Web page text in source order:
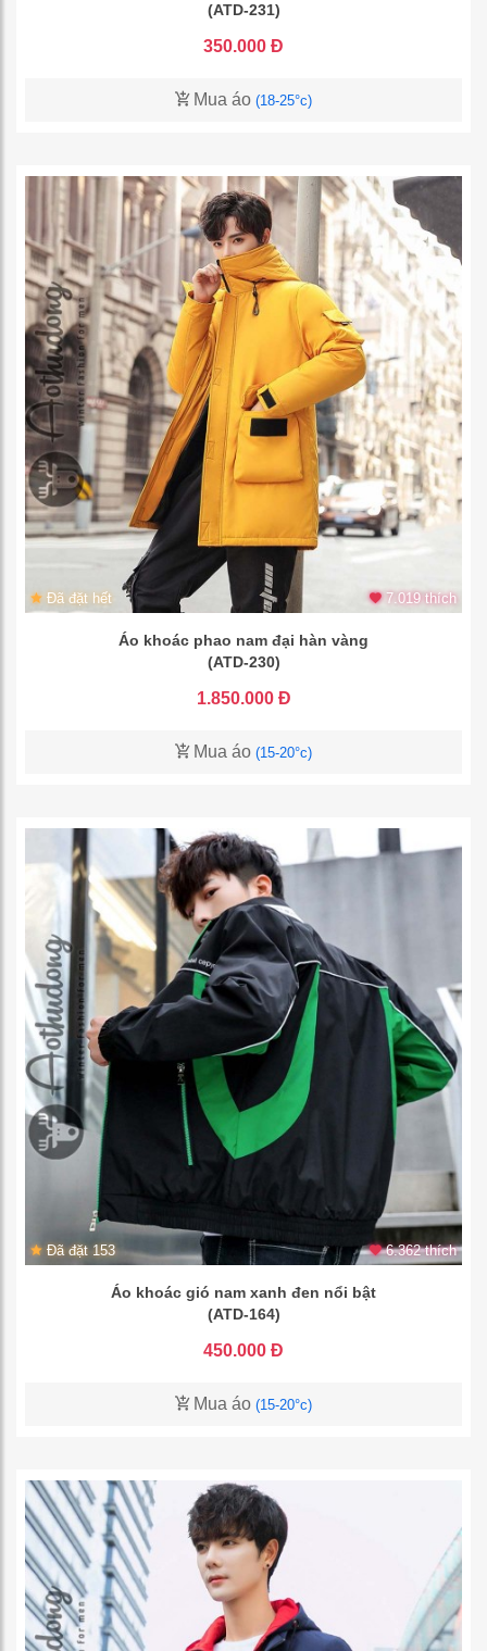
(ATD-231)
350.000 Đ
Mua áo (18-25°c)
Đã đặt hết 7.019 thích
Áo khoác phao nam đại hàn vàng
(ATD-230)
1.850.000 Đ
Mua áo (15-20°c)
Đã đặt 153 6.362 thích
Áo khoác gió nam xanh đen nổi bật
(ATD-164)
450.000 Đ
Mua áo (15-20°c)